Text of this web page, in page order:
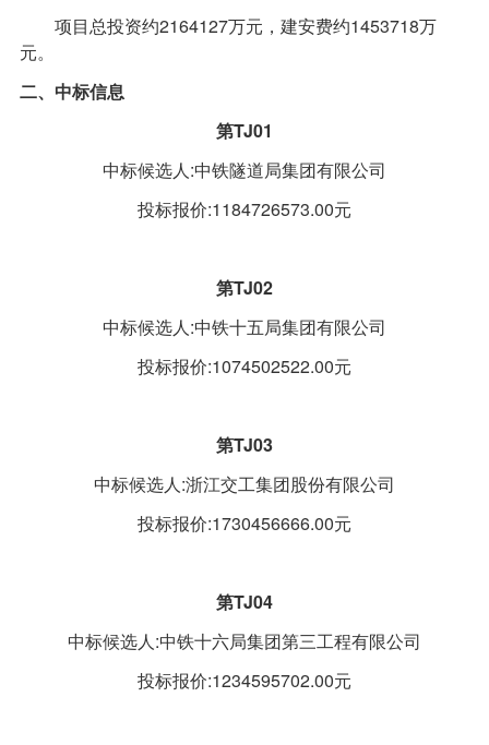
项目总投资约2164127万元，建安费约1453718万
元。
二、中标信息
第TJ01
中标候选人:中铁隧道局集团有限公司
投标报价:1184726573.00元
第TJ02
中标候选人:中铁十五局集团有限公司
投标报价:1074502522.00元
第TJ03
中标候选人:浙江交工集团股份有限公司
投标报价:1730456666.00元
第TJ04
中标候选人:中铁十六局集团第三工程有限公司
投标报价:1234595702.00元